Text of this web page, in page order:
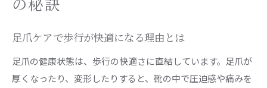
足爪ケアにドイツ式が向いている実際の理由
ドイツ式足爪ケアで実感する健康と安心感
巻き爪や変形爪を予防する新発想の足爪ケア
の秘訣
足爪ケアで歩行が快適になる理由とは
足爪の健康状態は、歩行の快適さに直結しています。足爪が
厚くなったり、変形したりすると、靴の中で圧迫感や痛みを